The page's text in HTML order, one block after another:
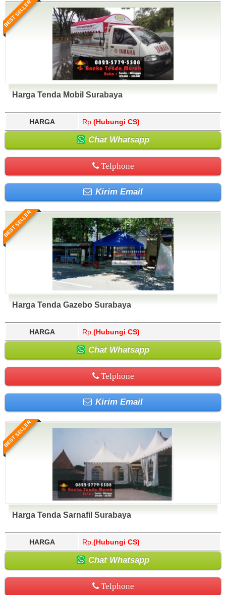
BEST SELLER
Harga Tenda Mobil Surabaya
HARGA Rp. (Hubungi CS)
Chat Whatsapp
Telphone
Kirim Email
BEST SELLER
Harga Tenda Gazebo Surabaya
HARGA Rp. (Hubungi CS)
Chat Whatsapp
Telphone
Kirim Email
BEST SELLER
Harga Tenda Sarnafil Surabaya
HARGA Rp. (Hubungi CS)
Chat Whatsapp
Telphone